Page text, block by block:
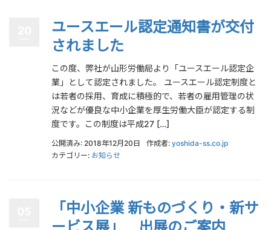
ユースエール認定通知書が交付
されました
この度、弊社が山形労働局より「ユースエール認定企
業」として認定されました。 ユースエール認定制度と
は若者の採用、育成に積極的で、若者の雇用管理の状
況などが優良な中小企業を厚生労働大臣が認定する制
度です。この制度は平成27 […]
公開済み: 2018年12月20日 作成者: yoshida-ss.co.jp
カテゴリー: お知らせ
「中小企業 新ものづくり・新サ